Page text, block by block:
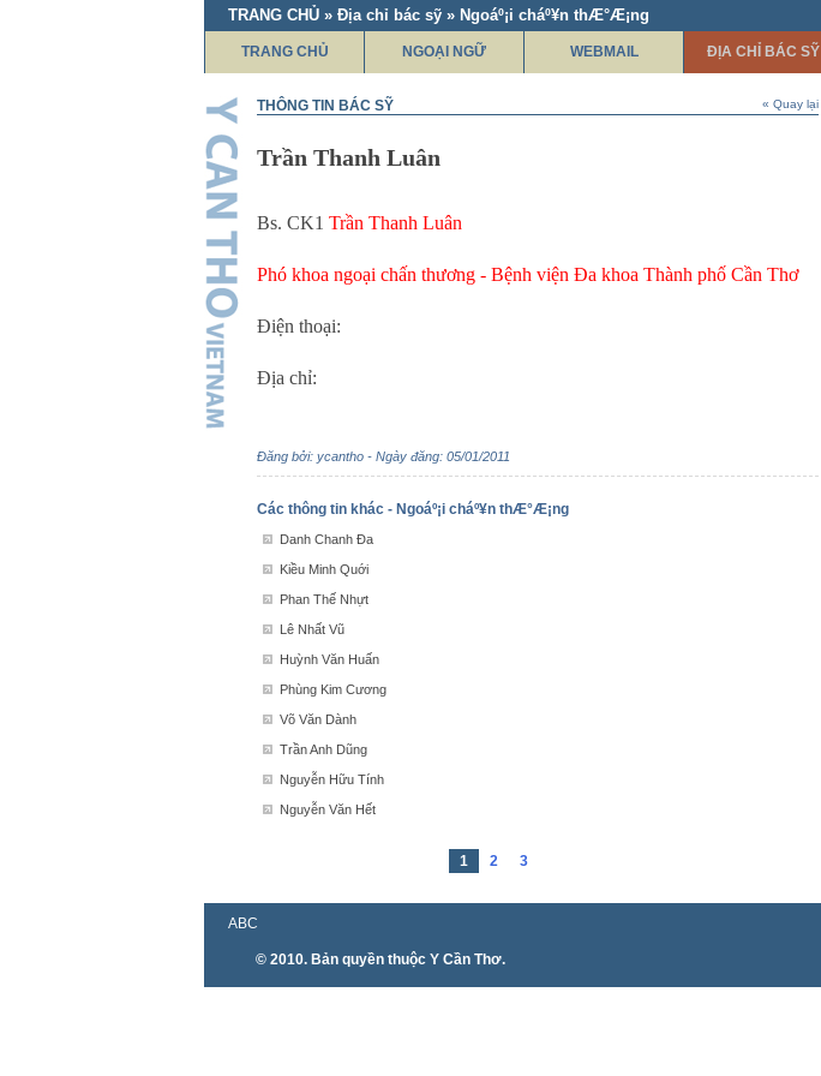
TRANG CHỦ » Địa chỉ bác sỹ » Ngoáº¡i cháº¥n thÆ°Æ¡ng
TRANG CHỦ NGOẠI NGỮ WEBMAIL ĐỊA CHỈ BÁC SỸ
THÔNG TIN BÁC SỸ « Quay lại
Trần Thanh Luân
Bs. CK1 Trần Thanh Luân
Phó khoa ngoại chấn thương - Bệnh viện Đa khoa Thành phố Cần Thơ
Điện thoại:
Địa chỉ:
Đăng bởi: ycantho - Ngày đăng: 05/01/2011
Các thông tin khác - Ngoáº¡i cháº¥n thÆ°Æ¡ng
Danh Chanh Đa
Kiều Minh Quới
Phan Thế Nhựt
Lê Nhất Vũ
Huỳnh Văn Huấn
Phùng Kim Cương
Võ Văn Dành
Trần Anh Dũng
Nguyễn Hữu Tính
Nguyễn Văn Hết
1 2 3
ABC
© 2010. Bản quyền thuộc Y Cần Thơ.